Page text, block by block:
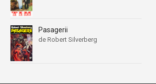
Pasagerii
de Robert Silverberg